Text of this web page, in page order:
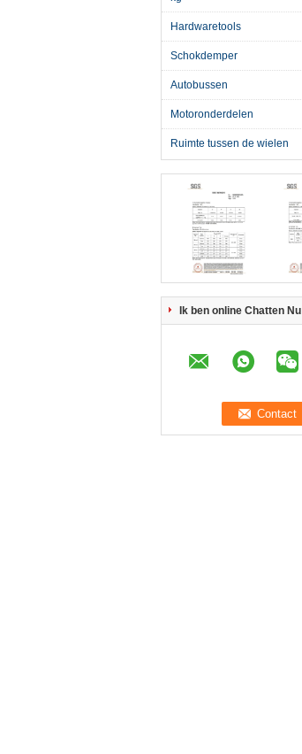
Hardwaretools
Schokdemper
Autobussen
Motoronderdelen
Ruimte tussen de wielen
Ik ben online Chatten Nu